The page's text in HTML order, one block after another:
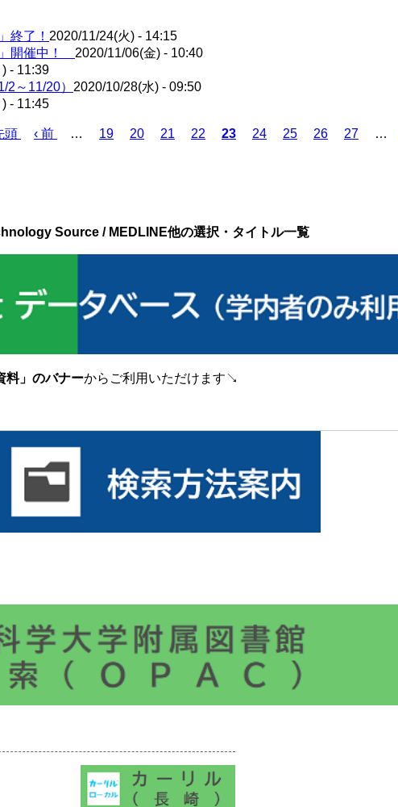
終了！ 2020/11/24(火) - 14:15
開催中！ 2020/11/06(金) - 10:40
- 11:39
～11/20） 2020/10/28(水) - 09:50
- 11:45
頭
前
‹ 前 …
ペ
19
ペ
20
ペ
21
ペ
22
カ
ジ
23
ペ
24
ペ
25
ペ
26
ペ
27 …
Source / MEDLINE他の選択・タイトル一覧
料」のバナーからご利用いただけます↘